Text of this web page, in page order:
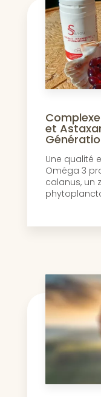
et
Une qualité
Oméga 3
calanus, un